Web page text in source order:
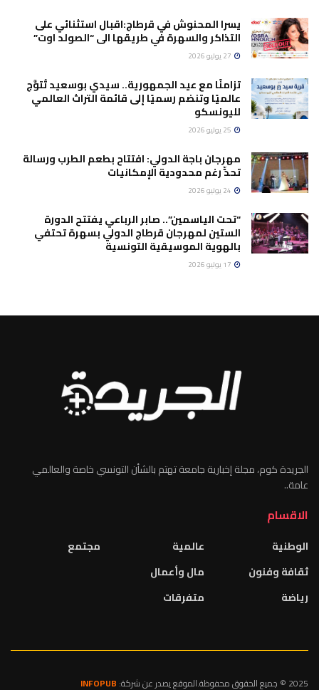
يسرا المحنوش في قرطاج:اقبال استثنائي على
التذاكر والسهرة في طريقها الى “الصولد اوت”
تزامنًا مع عيد الجمهورية.. سيدي بوسعيد تُتوَّج
عالميًا وتنضم رسميًا إلى قائمة التراث العالمي
لليونسكو
مهرجان باجة الدولي: افتتاح بطعم الطرب ورسالة
تحدٍّ رغم محدودية الإمكانيات
“تحت الياسمين”.. صابر الرباعي يفتتح الدورة
الستين لمهرجان قرطاج الدولي بسهرة تحتفي
بالهوية الموسيقية التونسية
الجريدة كوم، مجلة إخبارية جامعة تهتم بالشأن التونسي خاصة والعالمي
عامة..
الاقسام
الوطنية
ثقافة وفنون
رياضة
عالمية
مال وأعمال
متفرقات
مجتمع
2025 © جميع الحقوق محفوظة.الموقع يصدر عن شركة: INFOPUB